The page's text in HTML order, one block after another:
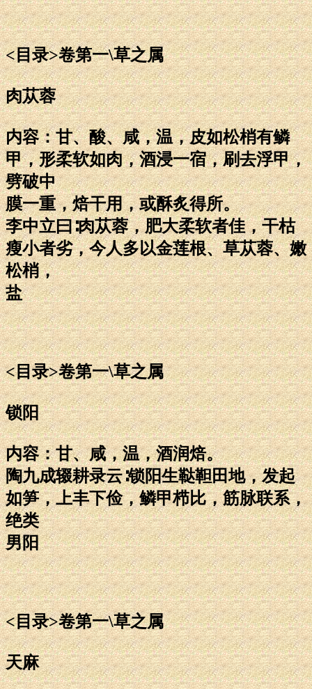
<目录>卷第一\草之属
肉苁蓉
内容：甘、酸、咸，温，皮如松梢有鳞
甲，形柔软如肉，酒浸一宿，刷去浮甲，
劈破中
膜一重，焙干用，或酥炙得所。
李中立曰∶肉苁蓉，肥大柔软者佳，干枯
瘦小者劣，今人多以金莲根、草苁蓉、嫩
松梢，
盐
<目录>卷第一\草之属
锁阳
内容：甘、咸，温，酒润焙。
陶九成辍耕录云∶锁阳生鞑靼田地，发起
如笋，上丰下俭，鳞甲栉比，筋脉联系，
绝类
男阳
<目录>卷第一\草之属
天麻